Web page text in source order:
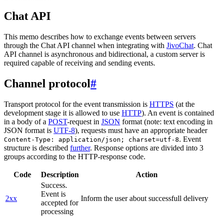
Chat API
This memo describes how to exchange events between servers
through the Chat API channel when integrating with JivoChat. Chat
API channel is asynchronous and bidirectional, a custom server is
required capable of receiving and sending events.
Channel protocol#
Transport protocol for the event transmission is HTTPS (at the
development stage it is allowed to use HTTP). An event is contained
in a body of a POST-request in JSON format (note: text encoding in
JSON format is UTF-8), requests must have an appropriate header
Content-Type: application/json; charset=utf-8. Event
structure is described further. Response options are divided into 3
groups according to the HTTP-response code.
Code Description Action
2xx
Success.
Event is
accepted for
processing
Inform the user about successfull delivery